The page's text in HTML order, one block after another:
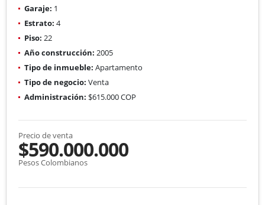
Garaje: 1
Estrato: 4
Piso: 22
Año construcción: 2005
Tipo de inmueble: Apartamento
Tipo de negocio: Venta
Administración: $615.000 COP
Precio de venta
$590.000.000
Pesos Colombianos